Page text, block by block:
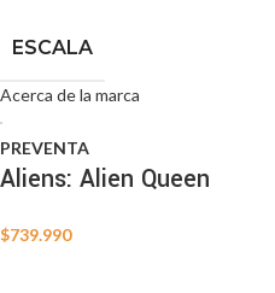
ESCALA
Acerca de la marca
PREVENTA
Aliens: Alien Queen
$739.990